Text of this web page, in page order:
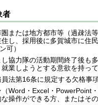
者
または地方都市等（過疎法
し、採用後に多賀城市に住
可）
協力隊の活動期間終了後も
就業しようとする意欲を持っ
法第16条に規定する欠格事
Word・Excel・PowerPoint
操作ができる方、またはそ